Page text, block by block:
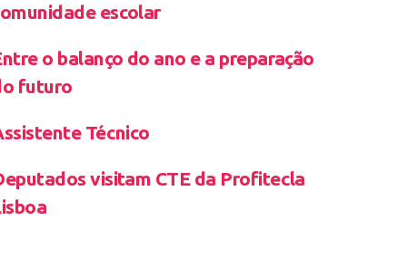
escolar
o balanço do ano e a preparação
futuro
Técnico
visitam CTE da Profitecla